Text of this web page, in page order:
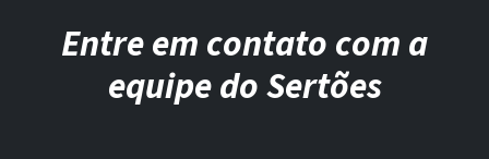
Entre em contato com a
equipe do Sertões